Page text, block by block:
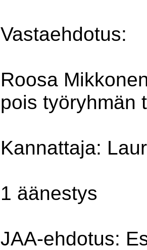
Vastaehdotus:
Roosa
pois työryhmän
Kannattaja:
1 äänestys
JAA-ehdotus: